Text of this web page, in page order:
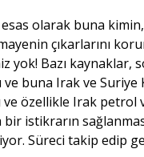
olarak buna
çıkarlarını
Bazı kaynaklar,
buna Irak ve Suriye
özellikle Irak petrol
bir istikrarın
Süreci takip edip